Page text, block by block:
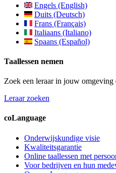
Engels (English)
Duits (Deutsch)
Frans (Français)
Italiaans (Italiano)
Spaans (Español)
Taallessen nemen
Zoek een leraar in jouw omgeving
Leraar zoeken
coLanguage
Onderwijskundige visie
Kwaliteitsgarantie
Online taallessen met
Voor bedrijven en hun